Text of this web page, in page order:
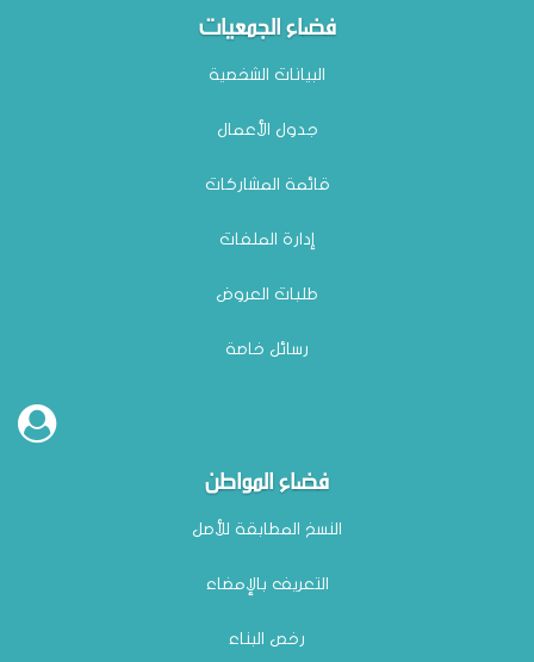
فضاء الجمعيات
البيانات الشخصية
جدول الأعمال
قائمة المشاركات
إدارة الملفات
طلبات العروض
رسائل خاصة
فضاء المواطن
النسخ المطابقة للأصل
التعريف بالإمضاء
رخص البناء